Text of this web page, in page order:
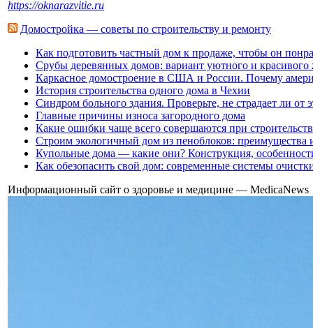
https://oknarazvitie.ru
Домостройка — советы по строительству и ремонту
Как подготовить частный дом к продаже, чтобы он
Срубы деревянных домов: вариант уютного и
Каркасное домостроение в США и России. Почему
История строительства одного дома в Чехии
Синдром больного здания. Проверьте, не страдает ли от
Главные причины износа загородного дома
Какие ошибки чаще всего совершаются при
Строим экологичный дом из пеноблоков: преимущества
Купольные дома — какие они? Конструкция,
Как обезопасить свой дом: современные системы
Информационный сайт о здоровье и медицине — MedicaNews